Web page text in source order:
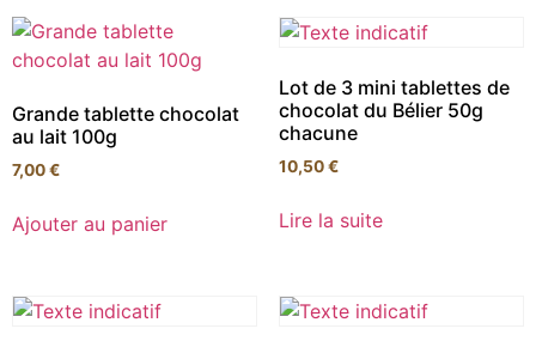
Grande tablette chocolat
au lait 100g
7,00€
Ajouter au panier
Lot de 3 mini tablettes de
chocolat du Bélier 50g
chacune
10,50€
Lire la suite